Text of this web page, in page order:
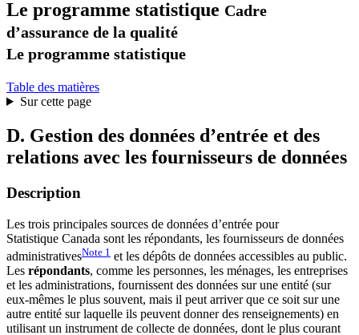
Le programme statistique Cadre
d’assurance de la qualité
Le programme statistique
Table des matières
Sur cette page
D. Gestion des données d’entrée et des
relations avec les fournisseurs de données
Description
Les trois principales sources de données d’entrée pour
Statistique Canada sont les répondants, les fournisseurs de données
administrativesNote 1 et les dépôts de données accessibles au public.
Les répondants, comme les personnes, les ménages, les entreprises
et les administrations, fournissent des données sur une entité (sur
eux-mêmes le plus souvent, mais il peut arriver que ce soit sur une
autre entité sur laquelle ils peuvent donner des renseignements) en
utilisant un instrument de collecte de données, dont le plus courant